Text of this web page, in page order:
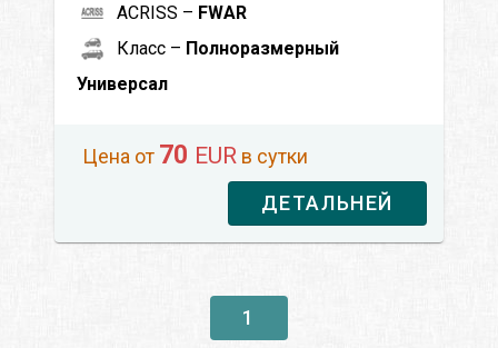
ACRISS – FWAR
Класс – Полноразмерный
Универсал
Цена от 70 EUR в сутки
ДЕТАЛЬНЕЙ
1